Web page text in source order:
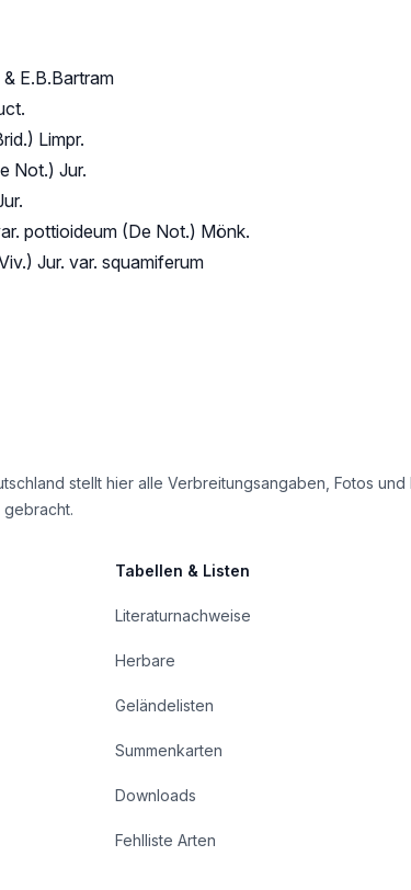
E.B.Bartram
Limpr.
Not.) Jur.
pottioideum (De Not.) Mönk.
Jur. var. squamiferum
stellt hier alle Verbreitungsangaben, Fotos
Tabellen & Listen
Literaturnachweise
Herbare
Geländelisten
Summenkarten
Downloads
Fehlliste Arten